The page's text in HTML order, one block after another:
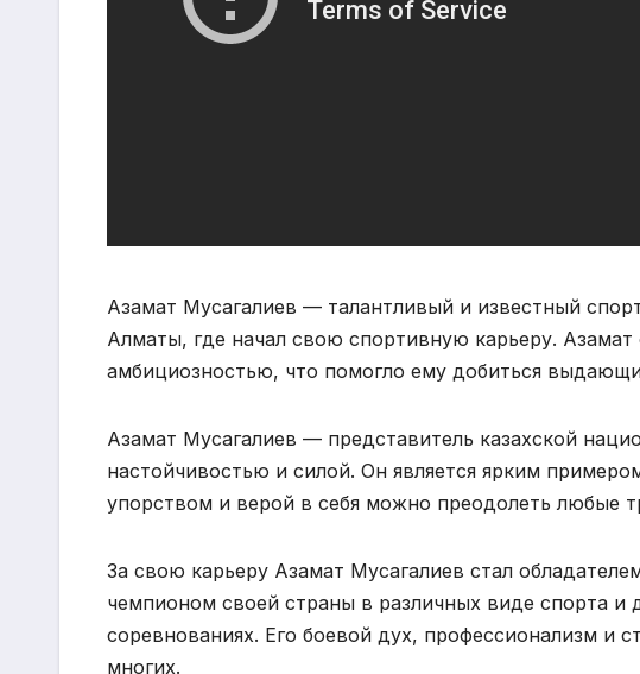
Азамат Мусагалиев — талантливый и известный
Алматы, где начал свою спортивную карьеру.
амбициозностью, что помогло ему добиться
Азамат Мусагалиев — представитель казахской
настойчивостью и силой. Он является ярким
упорством и верой в себя можно преодолеть любые
За свою карьеру Азамат Мусагалиев стал
чемпионом своей страны в различных виде спорта и
соревнованиях. Его боевой дух, профессионализм и
многих.